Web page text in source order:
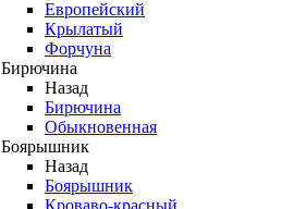
Европейский
Крылатый
Форчуна
Бирючина
Назад
Бирючина
Обыкновенная
Боярышник
Назад
Боярышник
Кроваво-красный